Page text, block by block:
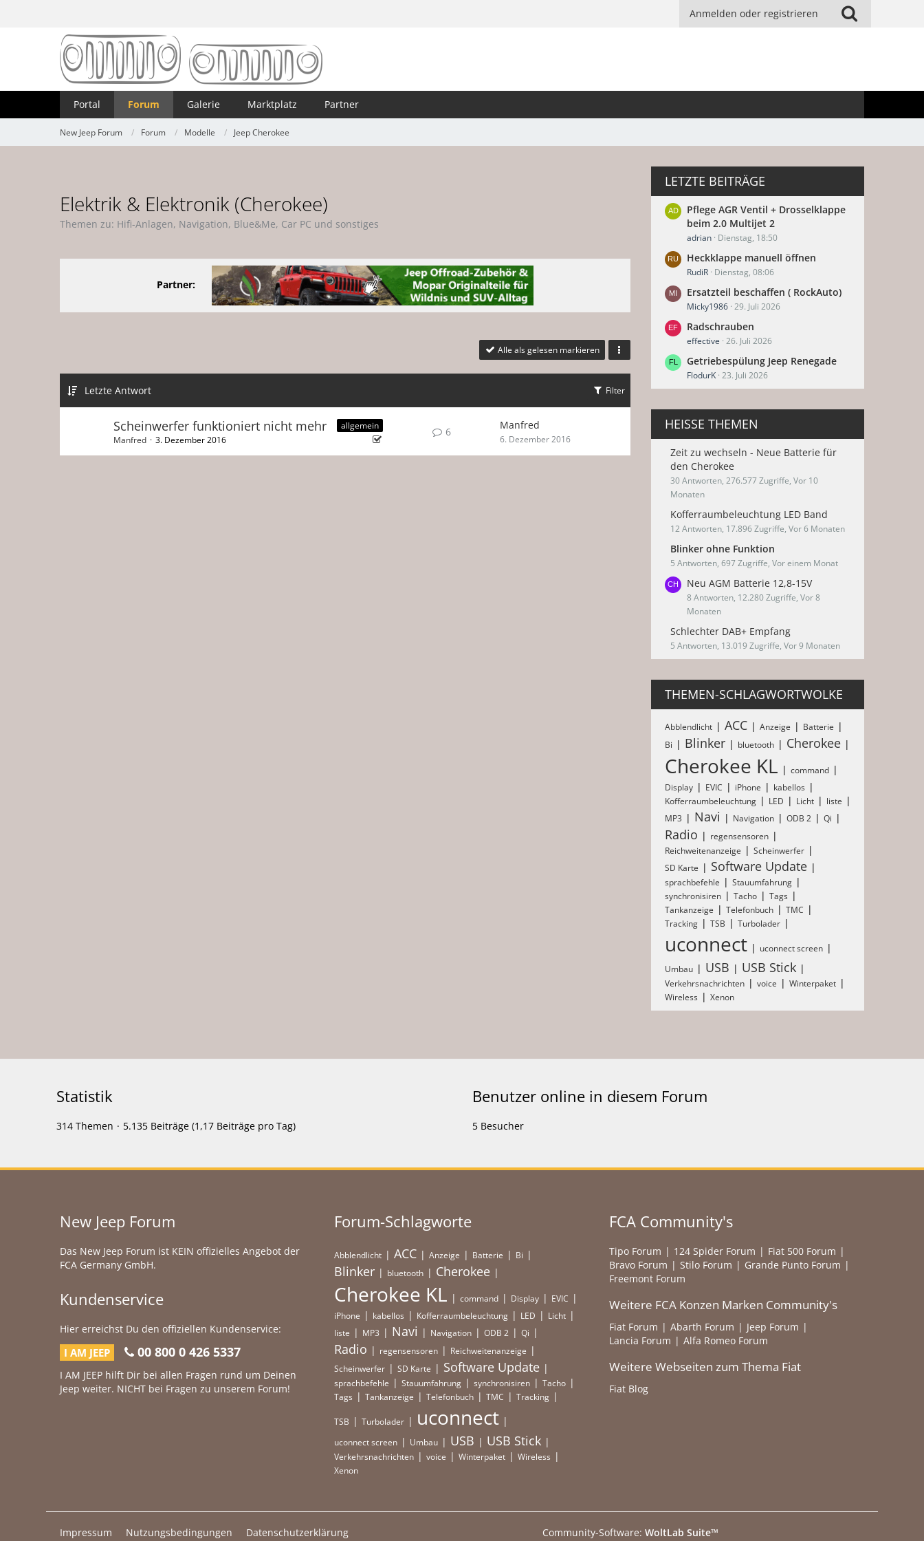
Anmelden oder registrieren
Portal Forum Galerie Marktplatz Partner
New Jeep Forum Forum Modelle Jeep Cherokee
Elektrik & Elektronik (Cherokee)
Themen zu: Hifi-Anlagen, Navigation, Blue&Me, Car PC und sonstiges
Partner:
Alle als gelesen markieren
Letzte Antwort Filter
allgemein
Scheinwerfer funktioniert nicht mehr
Manfred 3. Dezember 2016
6
Manfred
6. Dezember 2016
LETZTE BEITRÄGE
Pflege AGR Ventil + Drosselklappe
beim 2.0 Multijet 2
adrian Dienstag, 18:50
Heckklappe manuell öffnen
RudiR Dienstag, 08:06
Ersatzteil beschaffen ( RockAuto)
Micky1986 29. Juli 2026
Radschrauben
effective 26. Juli 2026
Getriebespülung Jeep Renegade
FlodurK 23. Juli 2026
HEISSE THEMEN
Zeit zu wechseln - Neue Batterie für
den Cherokee
30 Antworten, 276.577 Zugriffe, Vor 10
Monaten
Kofferraumbeleuchtung LED Band
12 Antworten, 17.896 Zugriffe, Vor 6 Monaten
Blinker ohne Funktion
5 Antworten, 697 Zugriffe, Vor einem Monat
Neu AGM Batterie 12,8-15V
8 Antworten, 12.280 Zugriffe, Vor 8
Monaten
Schlechter DAB+ Empfang
5 Antworten, 13.019 Zugriffe, Vor 9 Monaten
THEMEN-SCHLAGWORTWOLKE
Abblendlicht ACC Anzeige
Batterie
Bi
Blinker bluetooth Cherokee
Cherokee KL
command
Display
EVIC iPhone
kabellos
Kofferraumbeleuchtung
LED Licht
liste
MP3
Navi Navigation ODB 2 Qi
Radio
regensensoren
Reichweitenanzeige
Scheinwerfer
SD Karte
Software Update
sprachbefehle
Stauumfahrung
synchronisiren
Tacho
Tags
Tankanzeige
Telefonbuch
TMC
Tracking
TSB Turbolader
uconnect
uconnect screen
Umbau
USB USB Stick
Verkehrsnachrichten voice
Winterpaket
Wireless
Xenon
Statistik
314 Themen 5.135 Beiträge (1,17 Beiträge pro Tag)
Benutzer online in diesem Forum
5 Besucher
New Jeep Forum
Das New Jeep Forum ist KEIN offizielles Angebot der
FCA Germany GmbH.
Kundenservice
Hier erreichst Du den offiziellen Kundenservice:
I AM JEEP 00 800 0 426 5337
I AM JEEP hilft Dir bei allen Fragen rund um Deinen
Jeep weiter. NICHT bei Fragen zu unserem Forum!
Forum-Schlagworte
Abblendlicht ACC Anzeige Batterie Bi
Blinker bluetooth Cherokee
Cherokee KL command Display
EVIC
iPhone
kabellos Kofferraumbeleuchtung LED
Licht
liste
MP3 Navi Navigation ODB 2 Qi
Radio regensensoren
Reichweitenanzeige
Scheinwerfer
SD Karte Software Update
sprachbefehle Stauumfahrung synchronisiren
Tacho
Tags
Tankanzeige Telefonbuch TMC Tracking
TSB Turbolader uconnect
uconnect screen Umbau USB USB Stick
Verkehrsnachrichten voice Winterpaket
Wireless
Xenon
FCA Community's
Tipo Forum 124 Spider Forum
Fiat 500 Forum
Bravo Forum
Stilo Forum
Grande Punto Forum
Freemont Forum
Weitere FCA Konzen Marken Community's
Fiat Forum Abarth Forum
Jeep Forum
Lancia Forum
Alfa Romeo Forum
Weitere Webseiten zum Thema Fiat
Fiat Blog
Impressum Nutzungsbedingungen Datenschutzerklärung Community-Software: WoltLab Suite™